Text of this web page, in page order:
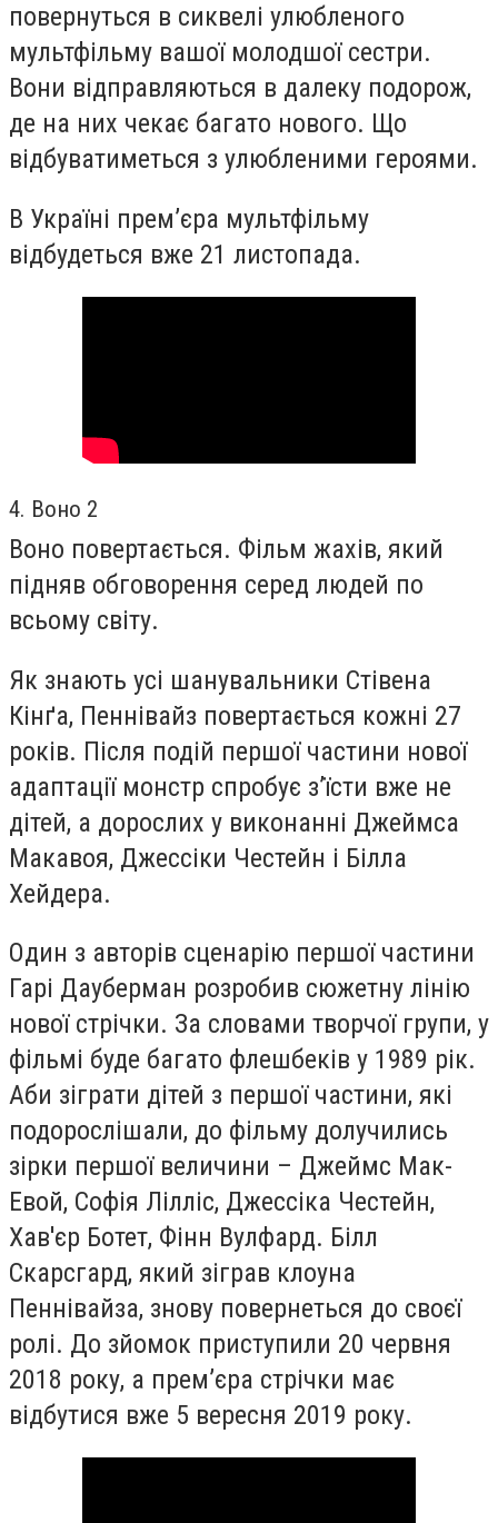
повернуться в сиквелі улюбленого
мультфільму вашої молодшої сестри.
Вони відправляються в далеку подорож,
де на них чекає багато нового. Що
відбуватиметься з улюбленими героями.
В Україні прем’єра мультфільму
відбудеться вже 21 листопада.
4. Воно 2
Воно повертається. Фільм жахів, який
підняв обговорення серед людей по
всьому світу.
Як знають усі шанувальники Стівена
Кінґа, Пеннівайз повертається кожні 27
років. Після подій першої частини нової
адаптації монстр спробує з’їсти вже не
дітей, а дорослих у виконанні Джеймса
Макавоя, Джессіки Честейн і Білла
Хейдера.
Один з авторів сценарію першої частини
Гарі Дауберман розробив сюжетну лінію
нової стрічки. За словами творчої групи, у
фільмі буде багато флешбеків у 1989 рік.
Аби зіграти дітей з першої частини, які
подорослішали, до фільму долучились
зірки першої величини – Джеймс Мак-
Евой, Софія Лілліс, Джессіка Честейн,
Хав'єр Ботет, Фінн Вулфард. Білл
Скарсгард, який зіграв клоуна
Пеннівайза, знову повернеться до своєї
ролі. До зйомок приступили 20 червня
2018 року, а прем’єра стрічки має
відбутися вже 5 вересня 2019 року.